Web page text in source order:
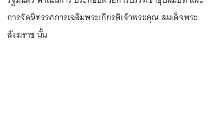
การจัดนิทรรศการเฉลิมพระเกียรติเจ้าพระคุณ สมเด็จพระ
สังฆราช นั้น